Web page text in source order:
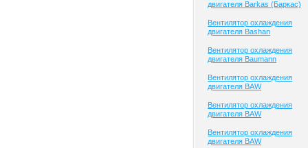
двигателя Barkas (Баркас)
Вентилятор охлаждения
двигателя Bashan
Вентилятор охлаждения
двигателя Baumann
Вентилятор охлаждения
двигателя BAW
Вентилятор охлаждения
двигателя BAW
Вентилятор охлаждения
двигателя BAW